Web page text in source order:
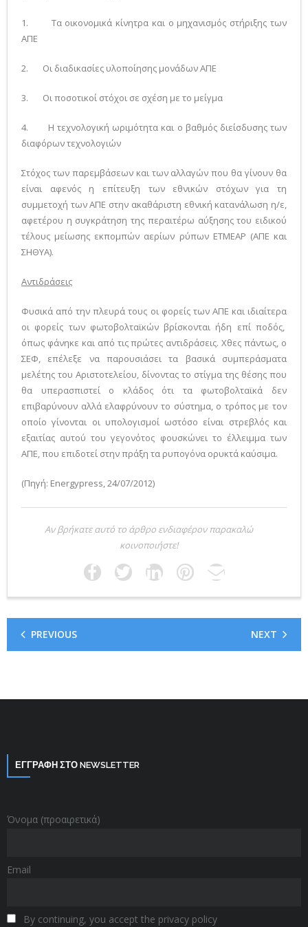
1. Τα οικονομικά κίνητρα και ο μηχανισμός στήριξης των
ΑΠΕ
2. Οι διαδικασίες υλοποίησης μονάδων ΑΠΕ
3. Οι ποσοτικοί στόχοι σε σχέση με το μείγμα
4. Η τεχνολογική ωριμότητα και ο βαθμός διείσδυσης των
διαφόρων τεχνολογιών
Στόχος των παρεμβάσεων και των αλλαγών που θα γίνουν θα
είναι αφενός η επίτευξη των εθνικών στόχων για τη
συμμετοχή των ΑΠΕ στην ακαθάριστη εθνική κατανάλωση η/ε,
αφετέρου η συγκράτηση της περαιτέρω αύξησης του ειδικού
τέλους μείωσης εκπομπών αερίων ρύπων ΕΤΜΕΑΡ (ΑΠΕ και
ΣΗΘΥΑ).
Αντιδράσεις
Φυσικά από την πλευρά τους οι φορείς των ΑΠΕ και ιδιαίτερα
οι φορείς των φωτοβολταϊκών βρίσκονται ήδη επί ποδός,
όπως φάνηκε και από τις πρώτες αντιδράσεις. Χθες πάντως, ο
ΣΕΦ, επέλεξε να παρουσιάσει τα βασικά συμπεράσματα
μελέτης του Αριστοτελείου, δίνοντας το στίγμα της θέσης που
θα υπερασπιστεί ο κλάδος ότι τα φωτοβολταϊκά δεν
επιβαρύνουν αλλά ελαφρύνουν το σύστημα, ο τρόπος με τον
οποίο γίνονται οι υπολογισμοί ωστόσο είναι στρεβλός και
εξαιτίας αυτού του γεγονότος φουσκώνει το έλλειμμα των
ΑΠΕ, που επιδοτεί στην πράξη τα ρυπογόνα ορυκτά καύσιμα.
(Πηγή: Energypress, 24/07/2012)
Αν βρήκατε αυτό το άρθρο ενδιαφέρον παρακαλώ
κοινοποιήστε!
PREVIOUS NEXT
ΕΓΓΡΑΦΗ ΣΤΟ NEWSLETTER
Όνομα (προαιρετικά)
Email
By continuing, you accept the privacy policy